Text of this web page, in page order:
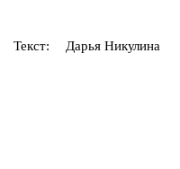
Текст: Дарья Никулина